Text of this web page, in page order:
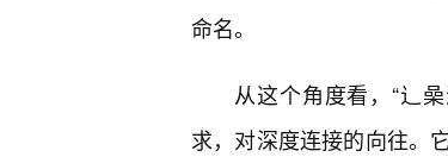
命名。
从这个角度看，“辶
求，对深度连接的向往。